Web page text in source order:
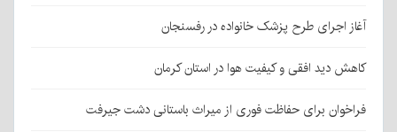
آغاز اجرای طرح پزشک خانواده در رفسنجان
کاهش دید افقی و کیفیت هوا در استان کرمان
فراخوان برای حفاظت فوری از میراث باستانی دشت جیرفت